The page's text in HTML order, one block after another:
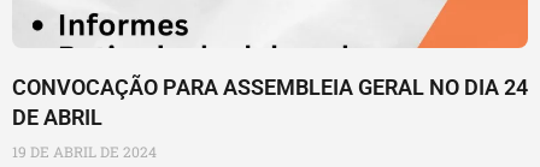
CONVOCAÇÃO PARA ASSEMBLEIA GERAL NO DIA 24
DE ABRIL
19 DE ABRIL DE 2024